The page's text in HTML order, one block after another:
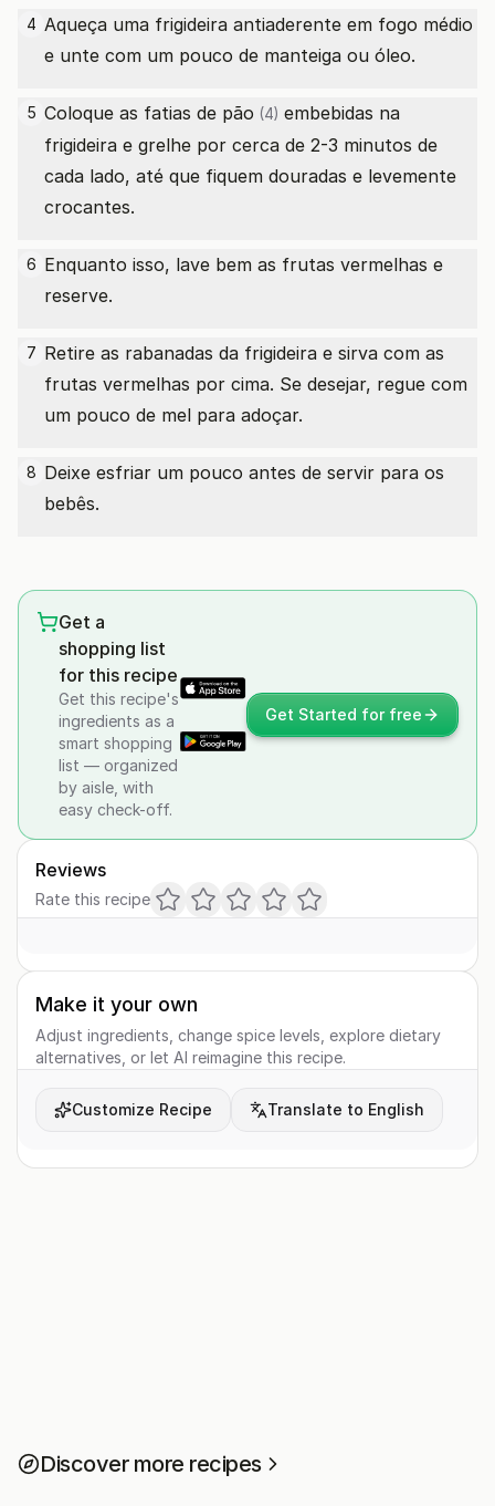
4 Aqueça uma frigideira antiaderente em fogo médio
e unte com um pouco de manteiga ou óleo.
5 Coloque as fatias de pão (4) embebidas na
frigideira e grelhe por cerca de 2-3 minutos de
cada lado, até que fiquem douradas e levemente
crocantes.
6 Enquanto isso, lave bem as frutas vermelhas e
reserve.
7 Retire as rabanadas da frigideira e sirva com as
frutas vermelhas por cima. Se desejar, regue com
um pouco de mel para adoçar.
8 Deixe esfriar um pouco antes de servir para os
bebês.
Get a
shopping list
for this recipe
Get this recipe's
ingredients as a
smart shopping
list — organized
by aisle, with
easy check-off.
Get Started for free
Reviews
Rate this recipe
Make it your own
Adjust ingredients, change spice levels, explore dietary
alternatives, or let AI reimagine this recipe.
Customize Recipe Translate to English
Discover more recipes